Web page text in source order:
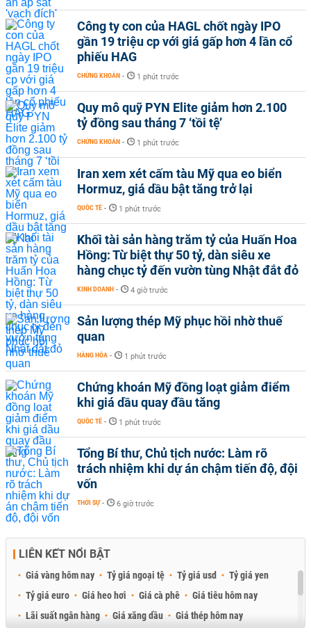
Công ty con của HAGL chốt ngày IPO
gần 19 triệu cp với giá gấp hơn 4 lần cổ
phiếu HAG
CHỨNG KHOÁN - 1 phút trước
Quy mô quỹ PYN Elite giảm hơn 2.100
tỷ đồng sau tháng 7 ‘tồi tệ’
CHỨNG KHOÁN - 1 phút trước
Iran xem xét cấm tàu Mỹ qua eo biển
Hormuz, giá dầu bật tăng trở lại
QUỐC TẾ - 1 phút trước
Khối tài sản hàng trăm tỷ của Huấn Hoa
Hồng: Từ biệt thự 50 tỷ, dàn siêu xe
hàng chục tỷ đến vườn tùng Nhật đắt đỏ
KINH DOANH - 4 giờ trước
Sản lượng thép Mỹ phục hồi nhờ thuế
quan
HÀNG HÓA - 1 phút trước
Chứng khoán Mỹ đồng loạt giảm điểm
khi giá dầu quay đầu tăng
QUỐC TẾ - 1 phút trước
Tổng Bí thư, Chủ tịch nước: Làm rõ
trách nhiệm khi dự án chậm tiến độ, đội
vốn
THỜI SỰ - 6 giờ trước
LIÊN KẾT NỔI BẬT
Giá vàng hôm nay Tỷ giá ngoại tệ Tỷ giá usd
Tỷ giá yen
Tỷ giá euro
Giá heo hơi Giá cà phê
Giá tiêu hôm nay
Lãi suất ngân hàng
Giá xăng dầu
Giá thép hôm nay